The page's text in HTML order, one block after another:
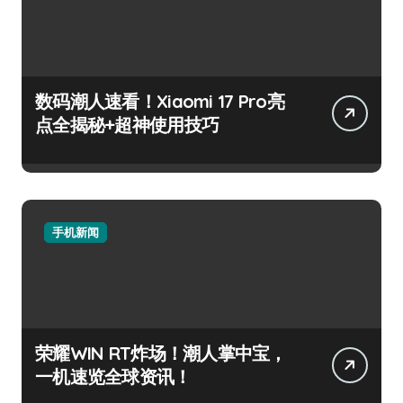
数码潮人速看！Xiaomi 17 Pro亮
点全揭秘+超神使用技巧
手机新闻
荣耀WIN RT炸场！潮人掌中宝，
一机速览全球资讯！